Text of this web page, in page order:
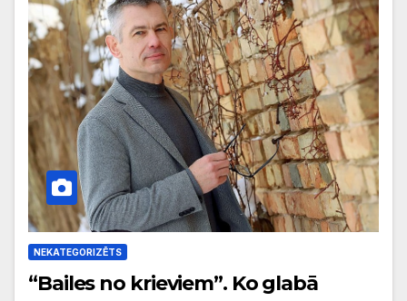
NEKATEGORIZĒTS
“Bailes no krieviem”. Ko glabā